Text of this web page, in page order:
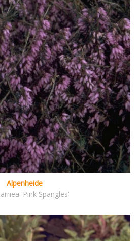
Alpenheide
'Pink Spangles'